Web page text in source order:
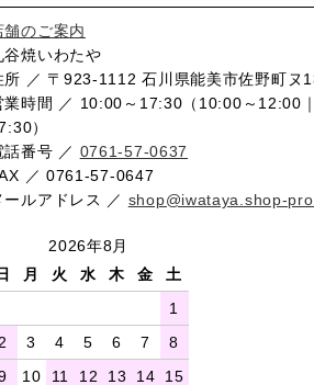
舗のご案内
谷焼いわたや
所 ／ 〒923-1112 石川県能美市佐野町ヌ
業時間 ／ 10:00～17:30（10:00～12:00
）
話番号 ／ 0761-57-0637
／ 0761-57-0647
ールアドレス ／ shop@iwataya.shop-
2026年8月
月 火 水 木 金
土
1
3 4 5 6 7
8
10 11 12 13 14 15